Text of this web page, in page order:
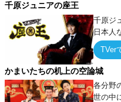
千原ジュニアの座王
千原ジ
日本人
ーム』
ケ・歌
タを競
TVer
かまいたちの机上の空論城
各分野
世の中